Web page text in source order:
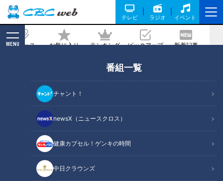
テレビ ラジオ イベント
ニュース お気に入り ランキング ピックアップ 新着記事
MENU
番組一覧
チャント！
newsX（ニュースクロス）
健康カプセル！ゲンキの時間
中日クラウンズ
もはっきり伝えるコツとは？
記事に戻る